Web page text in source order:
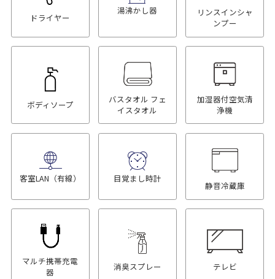
ドライヤー
湯沸かし器
リンスインシャ
ンプー
ボディソープ
バスタオル フェ
イスタオル
加湿器付空気清
浄機
客室LAN（有線） 目覚まし時計
静音冷蔵庫
マルチ携帯充電
器
消臭スプレー テレビ